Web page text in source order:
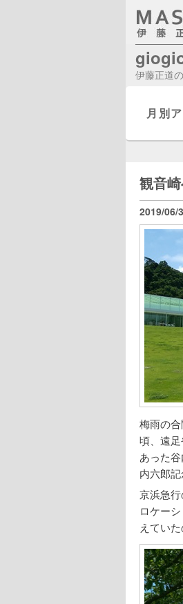
伊藤正道
月別
観音
2019/06/
梅雨の
頃、遠
あった
内六郎記
京浜急
ロケー
えていた